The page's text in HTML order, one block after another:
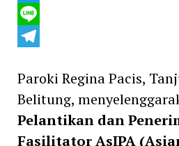
Twitter
Line
Paroki Regina Pacis,
Belitung,
Pelantikan dan
Fasilitator AsIPA